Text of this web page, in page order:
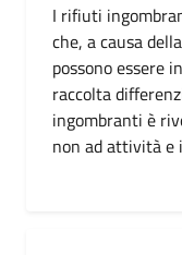
I rifiuti
che, a causa
possono essere
raccolta
ingombranti è
non ad attività e